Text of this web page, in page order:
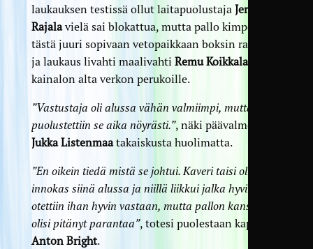
laukauksen testissä ollut laitapuolustaja Jeremi
Rajalavielä sai blokattua, mutta pallo kimposi
tästä juuri sopivaan vetopaikkaan boksin rajalle,
ja laukaus livahti maalivahti Remu Koikkalaisen
kainalon alta verkon perukoille.
”Vastustaja oli alussa vähän valmiimpi, mutta me
puolustettiin se aika nöyrästi.”, näki päävalmentaja
Jukka Listenmaatakaiskusta huolimatta.
”En oikein tiedä mistä se johtui. Kaveri taisi olla aika
innokas siinä alussa ja niillä liikkui jalka hyvin. Me
otettiin ihan hyvin vastaan, mutta pallon kanssa
olisi pitänyt parantaa”, totesi puolestaan kapteeni
Anton Bright.